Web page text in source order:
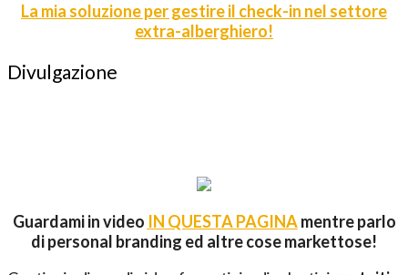
La mia soluzione per gestire il check-in nel settore
extra-alberghiero!
Divulgazione
Guardami in video IN QUESTA PAGINAmentre parlo
di personal branding ed altre cose markettose!